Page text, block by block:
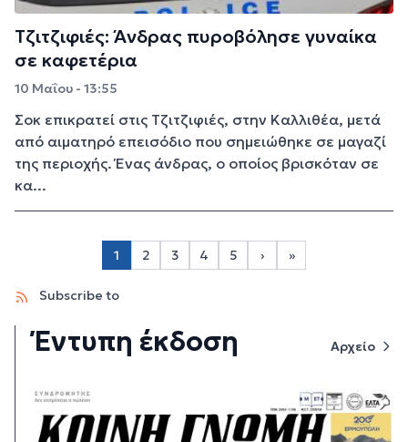
Τζιτζιφιές: Άνδρας πυροβόλησε γυναίκα
σε καφετέρια
10 Μαΐου - 13:55
Σοκ επικρατεί στις Τζιτζιφιές, στην Καλλιθέα, μετά
από αιματηρό επεισόδιο που σημειώθηκε σε μαγαζί
της περιοχής. Ένας άνδρας, ο οποίος βρισκόταν σε
κα...
Σελιδοποίηση
1 Page 2
2 Page 3
3 Page 4
4 Page 5
5
Next page
›
Last page
»
Subscribe to
Έντυπη έκδοση Αρχείο